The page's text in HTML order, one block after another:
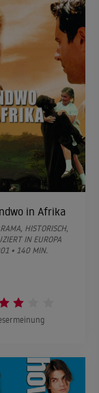
in Afrika
HISTORISCH,
IN EUROPA
• 140 MIN.